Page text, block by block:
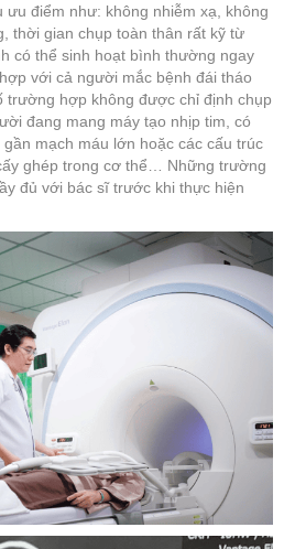
ưu điểm như: không nhiễm xạ, không
thời gian chụp toàn thân rất kỹ từ
có thể sinh hoạt bình thường ngay
với cả người mắc bệnh đái tháo
trường hợp không được chỉ định chụp
đang mang máy tạo nhịp tim, có
mạch máu lớn hoặc các cấu trúc
ghép trong cơ thể… Những trường
đủ với bác sĩ trước khi thực hiện